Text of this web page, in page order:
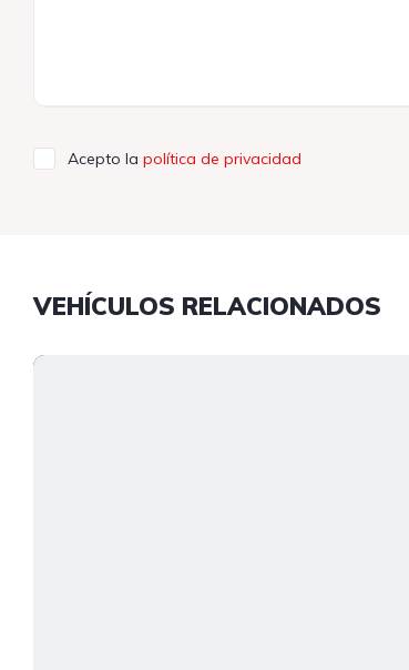
Acepto la política de privacidad
VEHÍCULOS RELACIONADOS